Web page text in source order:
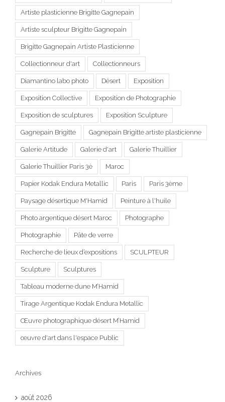
Artiste plasticienne Brigitte Gagnepain
Artiste sculpteur Brigitte Gagnepain
Brigitte Gagnepain Artiste Plasticienne
Collectionneur d'art Collectionneurs
Diamantino labo photo Désert Exposition
Exposition Collective Exposition de Photographie
Exposition de sculptures Exposition Sculpture
Gagnepain Brigitte Gagnepain Brigitte artiste plasticienne
Galerie Artitude Galerie d'art Galerie Thuillier
Galerie Thuillier Paris 3è Maroc
Papier Kodak Endura Metallic Paris Paris 3ème
Paysage désertique M'Hamid Peinture à l'huile
Photo argentique désert Maroc Photographe
Photographie Pâte de verre
Recherche de lieux d’expositions SCULPTEUR
Sculpture Sculptures
Tableau moderne dune M’Hamid
Tirage Argentique Kodak Endura Metallic
Œuvre photographique désert M’Hamid
œuvre d'art dans l'espace Public
Archives
août 2026